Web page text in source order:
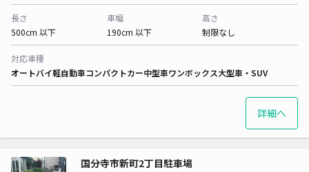
長さ
500cm 以下
車幅
190cm 以下
高さ
制限なし
対応車種
オートバイ軽自動車コンパクトカー中型車ワンボックス大型車・SUV
詳細へ
国分寺市新町2丁目駐車場